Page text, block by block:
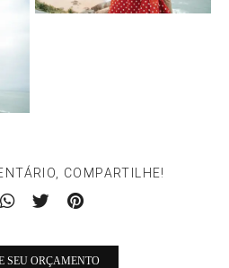
COMPARTILHE!
SEU ORÇAMENTO